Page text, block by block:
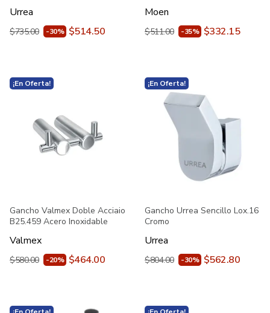
Urrea
$735.00 -30% $514.50
Moen
$511.00 -35% $332.15
¡En Oferta!
Gancho Valmex Doble Acciaio
B25.459 Acero Inoxidable
Valmex
$580.00 -20% $464.00
¡En Oferta!
Gancho Urrea Sencillo Lox.16
Cromo
Urrea
$804.00 -30% $562.80